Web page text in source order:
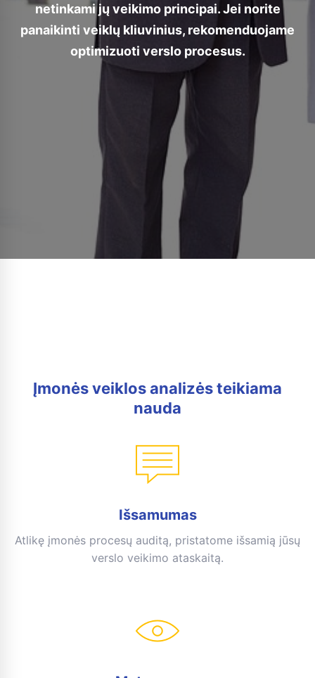
netinkami jų veikimo principai. Jei norite
panaikinti veiklų kliuvinius, rekomenduojame
optimizuoti verslo procesus.
Įmonės veiklos analizės teikiama
nauda
Išsamumas
Atlikę įmonės procesų auditą, pristatome išsamią jūsų
verslo veikimo ataskaitą.